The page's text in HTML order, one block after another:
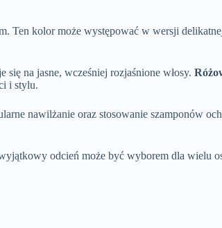
Ten kolor może występować w wersji
się na jasne, wcześniej rozjaśnione włosy.
i stylu.
nawilżanie oraz stosowanie szamponów
odcień może być wyborem dla wielu